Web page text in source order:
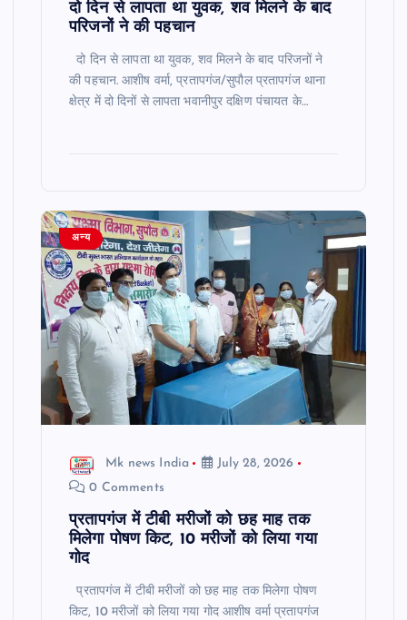
दो दिन से लापता था युवक, शव मिलने के बाद
परिजनों ने की पहचान
दो दिन से लापता था युवक, शव मिलने के बाद परिजनों ने
की पहचान. आशीष वर्मा, प्रतापगंज/सुपौल प्रतापगंज थाना
क्षेत्र में दो दिनों से लापता भवानीपुर दक्षिण पंचायत के…
अन्य
Mk news India
July 28, 2026
0 Comments
प्रतापगंज में टीबी मरीजों को छह माह तक
मिलेगा पोषण किट, 10 मरीजों को लिया गया
गोद
प्रतापगंज में टीबी मरीजों को छह माह तक मिलेगा पोषण
किट, 10 मरीजों को लिया गया गोद आशीष वर्मा प्रतापगंज